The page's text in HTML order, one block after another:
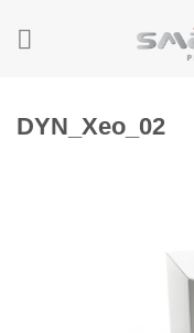
DYN_Xeo_02